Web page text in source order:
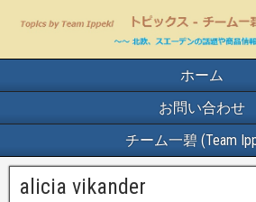
ホーム
お問い合わせ
チーム一碧 (Team
alicia vikander